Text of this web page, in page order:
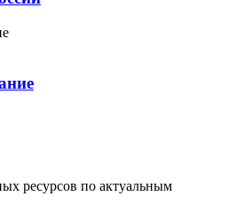
ресурсов по актуальным